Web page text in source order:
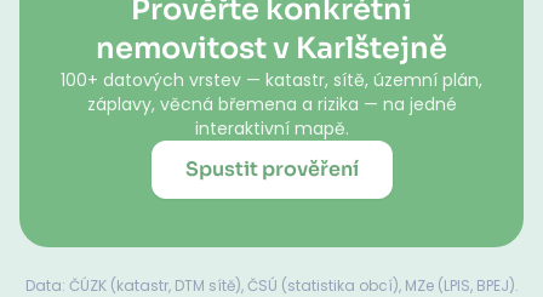
Prověřte konkrétní
nemovitost v Karlštejně
100+ datových vrstev — katastr, sítě, územní plán,
záplavy, věcná břemena a rizika — na jedné
interaktivní mapě.
Spustit prověření
Data: ČÚZK (katastr, DTM sítě), ČSÚ (statistika obcí), MZe (LPIS, BPEJ).